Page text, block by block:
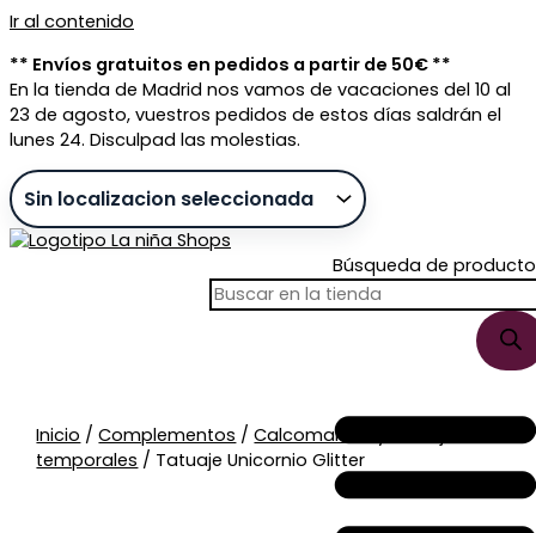
Ir al contenido
** Envíos gratuitos en pedidos a partir de 50€ **
En la tienda de Madrid nos vamos de vacaciones del 10 al
23 de agosto, vuestros pedidos de estos días saldrán el
lunes 24. Disculpad las molestias.
Búsqueda de
Inicio /Complementos /Calcomanías y tatuajes
temporales / Tatuaje Unicornio Glitter